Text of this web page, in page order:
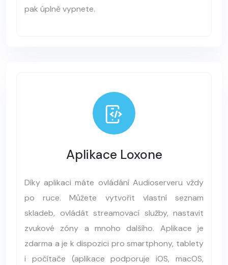
pak úplně vypnete.
Aplikace Loxone
Díky aplikaci máte ovládání Audioserveru vždy
po ruce. Můžete vytvořit vlastní seznam
skladeb, ovládát streamovací služby, nastavit
zvukové zóny a mnoho dalšího. Aplikace je
zdarma a je k dispozici pro smartphony, tablety
i počítače (aplikace podporuje iOS, macOS,